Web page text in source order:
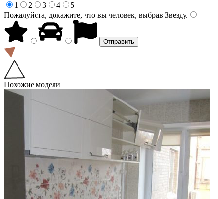
1
2 3 4
5
Пожалуйста, докажите, что вы человек, выбрав Звезду.
Похожие модели